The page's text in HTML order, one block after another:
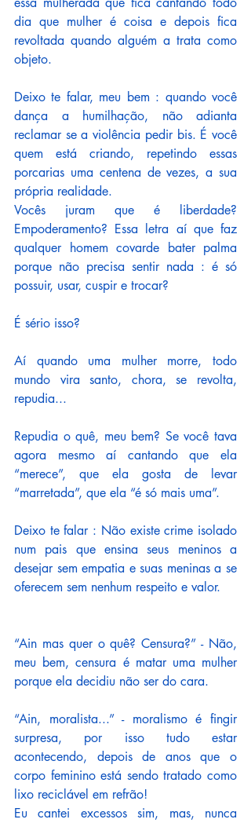
dia que mulher é coisa e depois fica
revoltada quando alguém a trata como
objeto.
Deixo te falar, meu bem : quando você
dança a humilhação, não adianta
reclamar se a violência pedir bis. É você
quem está criando, repetindo essas
porcarias uma centena de vezes, a sua
própria realidade.
Vocês juram que é liberdade?
Empoderamento? Essa letra aí que faz
qualquer homem covarde bater palma
porque não precisa sentir nada : é só
possuir, usar, cuspir e trocar?
É sério isso?
Aí quando uma mulher morre, todo
mundo vira santo, chora, se revolta,
repudia...
Repudia o quê, meu bem? Se você tava
agora mesmo aí cantando que ela
“merece”, que ela gosta de levar
“marretada”, que ela “é só mais uma”.
Deixo te falar : Não existe crime isolado
num pais que ensina seus meninos a
desejar sem empatia e suas meninas a se
oferecem sem nenhum respeito e valor.
“Ain mas quer o quê? Censura?” - Não,
meu bem, censura é matar uma mulher
porque ela decidiu não ser do cara.
“Ain, moralista...” - moralismo é fingir
surpresa, por isso tudo estar
acontecendo, depois de anos que o
corpo feminino está sendo tratado como
lixo reciclável em refrão!
Eu cantei excessos sim, mas, nunca